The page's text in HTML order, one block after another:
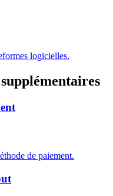
logicielles.
de paiement.